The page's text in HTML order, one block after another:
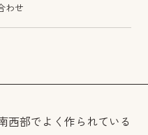
わせ
西部でよく作られている